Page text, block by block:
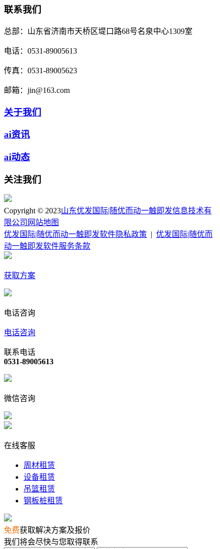
联系我们
总部： 山东省济南市天桥区堤口路68号名泉中心1309室
电话： 0531-89005613
传真： 0531-89005623
邮箱： jin@163.com
关于我们
ai资讯
ai动态
关注我们
Copyright © 2023山东优发国际|随优而动一触即发信息技术有
限公司 网站地图
优发国际|随优而动一触即发软件隐私政策
优发国际|随优而
动一触即发软件服务条款
获取方案
电话咨询
电话咨询
联系电话
0531-89005613
微信咨询
在线客服
周材租赁
设备租赁
吊篮租赁
钢板桩租赁
免费获取解决方案及报价
我们将会尽快与您取得联系